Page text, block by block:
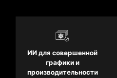
ИИ для совершенной
графики и
производительности